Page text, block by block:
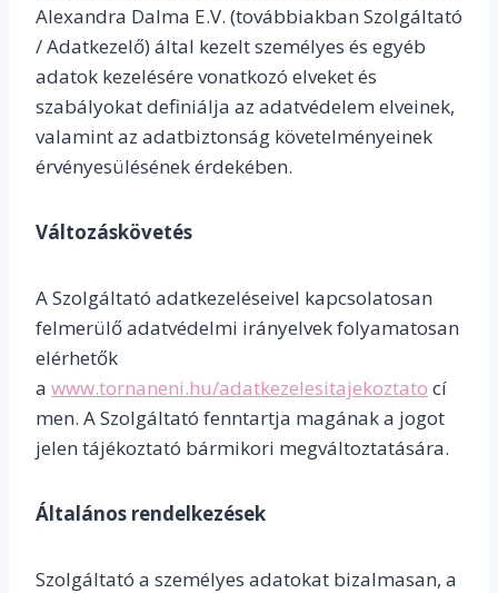
Alexandra Dalma E.V. (továbbiakban Szolgáltató
/ Adatkezelő) által kezelt személyes és egyéb
adatok kezelésére vonatkozó elveket és
szabályokat definiálja az adatvédelem elveinek,
valamint az adatbiztonság követelményeinek
érvényesülésének érdekében.
Változáskövetés
A Szolgáltató adatkezeléseivel kapcsolatosan
felmerülő adatvédelmi irányelvek folyamatosan
elérhetők
a www.tornaneni.hu/adatkezelesitajekoztato cí
men. A Szolgáltató fenntartja magának a jogot
jelen tájékoztató bármikori megváltoztatására.
Általános rendelkezések
Szolgáltató a személyes adatokat bizalmasan, a